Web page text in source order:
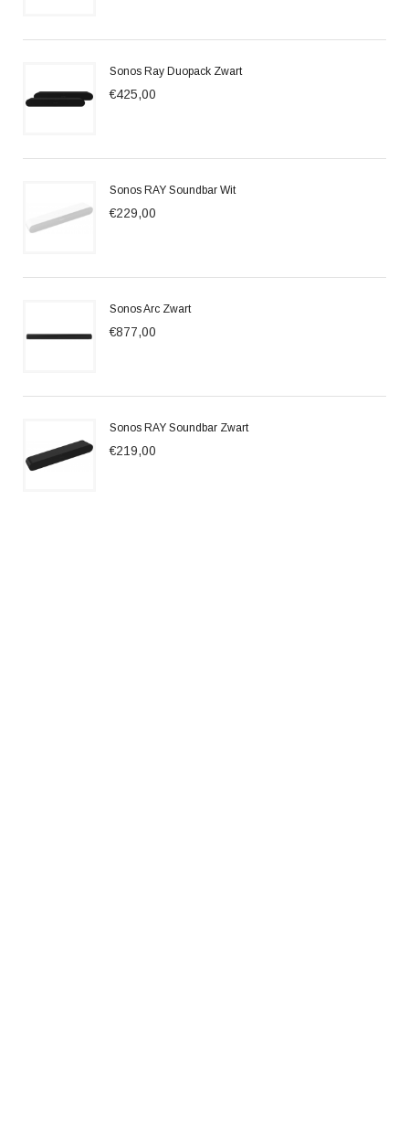
Sonos Ray Duopack Zwart
€425,00
Sonos RAY Soundbar Wit
€229,00
Sonos Arc Zwart
€877,00
Sonos RAY Soundbar Zwart
€219,00